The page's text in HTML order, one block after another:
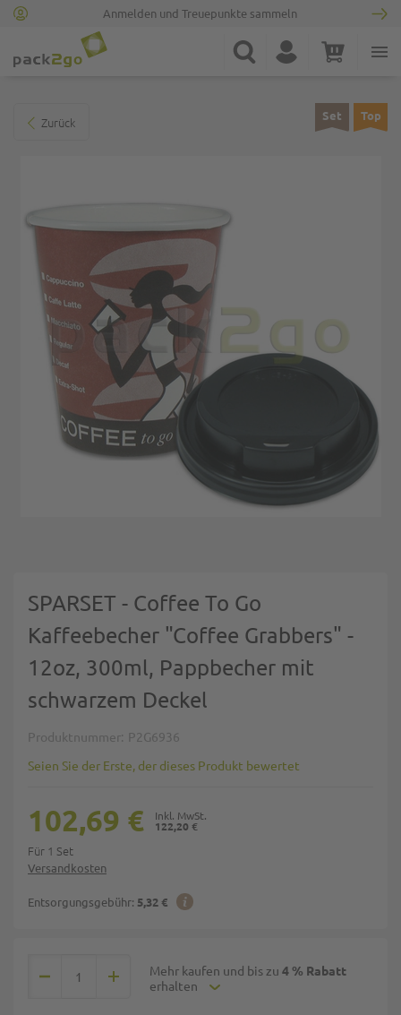
Anmelden und Treuepunkte sammeln
Suche Konto Warenkorb
Zurück Set Top
SPARSET - Coffee To Go
Kaffeebecher "Coffee Grabbers" -
12oz, 300ml, Pappbecher mit
schwarzem Deckel
Produktnummer P2G6936
Seien Sie der Erste, der dieses Produkt bewertet
Versandkosten
Entsorgungsgebühr: 5,32 €
122,20 €
102,69 €
Für 1 Set
Mehr kaufen und bis zu 4 % Rabatt
erhalten